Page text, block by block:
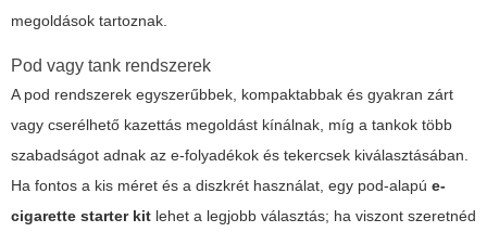
megoldások tartoznak.
Pod vagy tank rendszerek
A pod rendszerek egyszerűbbek, kompaktabbak és gyakran zárt
vagy cserélhető kazettás megoldást kínálnak, míg a tankok több
szabadságot adnak az e-folyadékok és tekercsek kiválasztásában.
Ha fontos a kis méret és a diszkrét használat, egy pod-alapú e-
cigarette starter kit lehet a legjobb választás; ha viszont szeretnéd